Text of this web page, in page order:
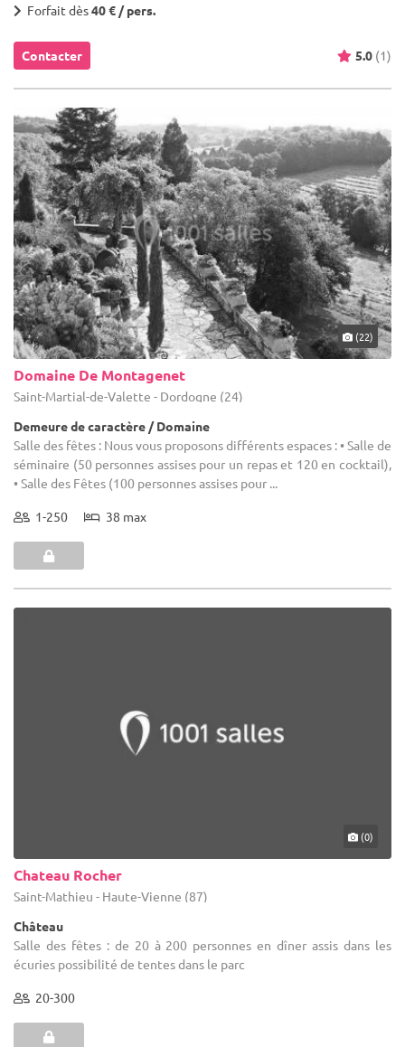
Forfait dès40 € / pers.
Contacter 5.0 (1)
(22)
Domaine De Montagenet
Saint-Martial-de-Valette - Dordogne (24)
Demeure de caractère / Domaine
Salle des fêtes : Nous vous proposons différents espaces : • Salle de
séminaire (50 personnes assises pour un repas et 120 en cocktail),
• Salle des Fêtes (100 personnes assises pour ...
1-250 38 max
(0)
Chateau Rocher
Saint-Mathieu - Haute-Vienne (87)
Château
Salle des fêtes : de 20 à 200 personnes en dîner assis dans les
écuries possibilité de tentes dans le parc
20-300